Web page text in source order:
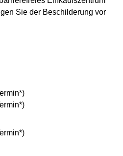
Sie der Beschilderung vor